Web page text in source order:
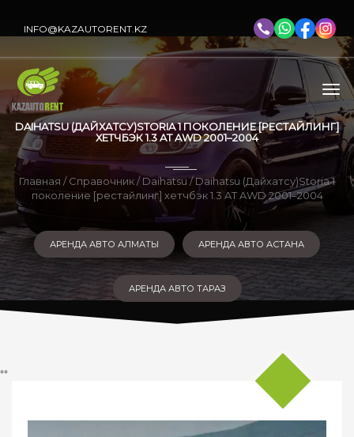
INFO@KAZAUTORENT.KZ
DAIHATSU (ДАЙХАТСУ)STORIA 1 ПОКОЛЕНИЕ [РЕСТАЙЛИНГ]
ХЕТЧБЭК 1.3 AT AWD 2001–2004
Главная /Справочник/Daihatsu/ Daihatsu (Дайхатсу)Storia 1
поколение [рестайлинг] хетчбэк 1.3 AT AWD 2001–2004
АРЕНДА АВТО АЛМАТЫ АРЕНДА АВТО АСТАНА
АРЕНДА АВТО ТАРАЗ
**